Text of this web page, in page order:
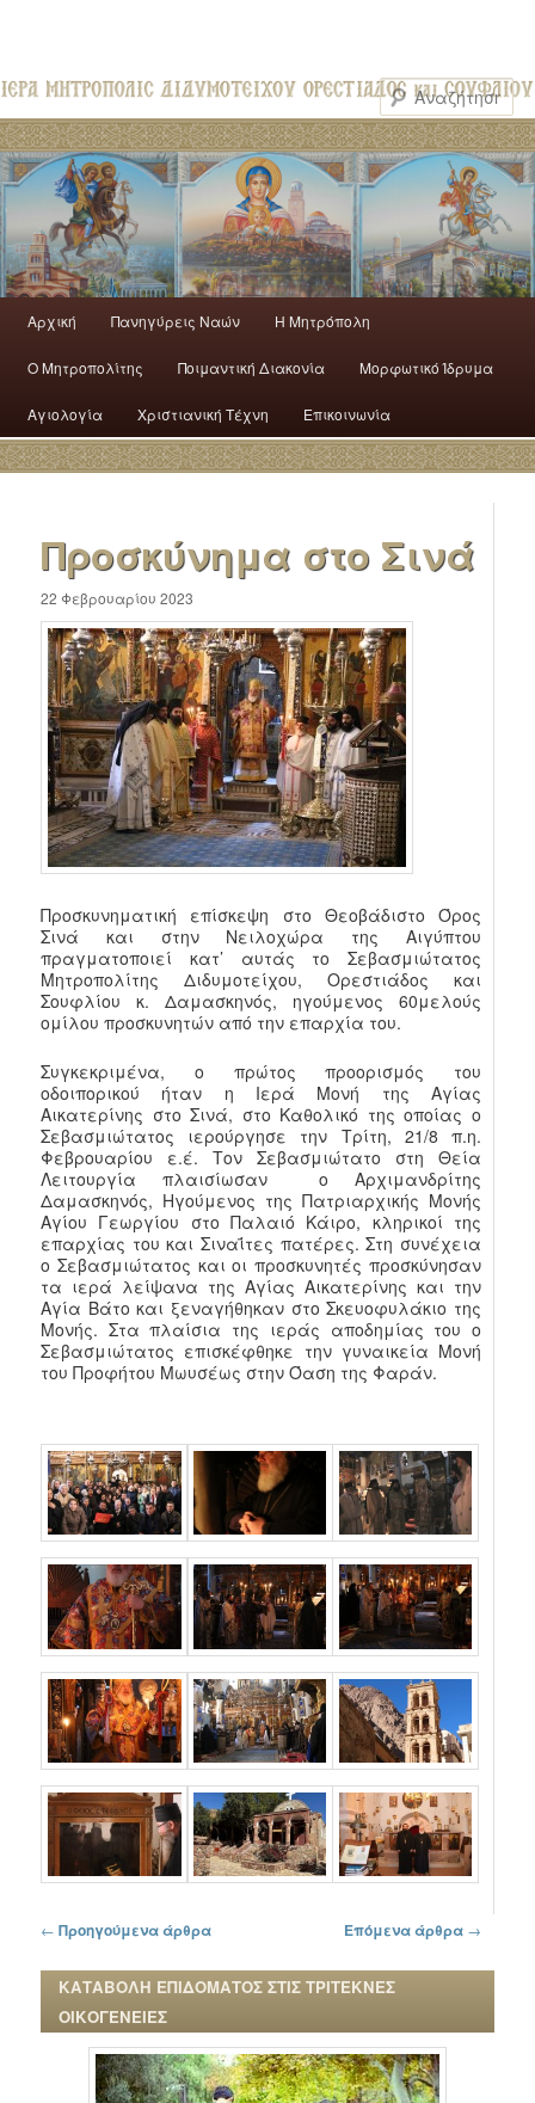
Αρχική Πανηγύρεις Ναών H Mητρόπολη
Ο Mητροπολίτης Ποιμαντική Διακονία Μορφωτικό Ίδρυμα
Αγιολογία Χριστιανική Τέχνη Επικοινωνία
Προσκύνημα στο Σινά
22 Φεβρουαρίου 2023
Προσκυνηματική επίσκεψη στο Θεοβάδιστο Όρος
Σινά και στην Νειλοχώρα της Αιγύπτου
πραγματοποιεί κατ’ αυτάς το Σεβασμιώτατος
Μητροπολίτης Διδυμοτείχου, Ορεστιάδος και
Σουφλίου κ. Δαμασκηνός, ηγούμενος 60μελούς
ομίλου προσκυνητών από την επαρχία του.
Συγκεκριμένα, ο πρώτος προορισμός του
οδοιπορικού ήταν η Ιερά Μονή της Αγίας
Αικατερίνης στο Σινά, στο Καθολικό της οποίας ο
Σεβασμιώτατος ιερούργησε την Τρίτη, 21/8 π.η.
Φεβρουαρίου ε.έ. Τον Σεβασμιώτατο στη Θεία
Λειτουργία πλαισίωσαν ο Αρχιμανδρίτης
Δαμασκηνός, Ηγούμενος της Πατριαρχικής Μονής
Αγίου Γεωργίου στο Παλαιό Κάιρο, κληρικοί της
επαρχίας του και Σιναΐτες πατέρες. Στη συνέχεια
ο Σεβασμιώτατος και οι προσκυνητές προσκύνησαν
τα ιερά λείψανα της Αγίας Αικατερίνης και την
Αγία Βάτο και ξεναγήθηκαν στο Σκευοφυλάκιο της
Μονής. Στα πλαίσια της ιεράς αποδημίας του ο
Σεβασμιώτατος επισκέφθηκε την γυναικεία Μονή
του Προφήτου Μωυσέως στην Όαση της Φαράν.
Πλοήγηση στα άρθρα
← Προηγούμενα άρθρα Επόμενα άρθρα →
ΚΑΤΑΒΟΛΗ ΕΠΙΔΟΜΑΤΟΣ ΣΤΙΣ ΤΡΙΤΕΚΝΕΣ
ΟΙΚΟΓΕΝΕΙΕΣ